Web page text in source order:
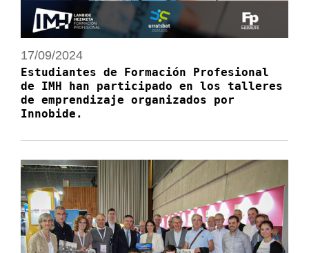
17/09/2024
Estudiantes de Formación Profesional
de IMH han participado en los talleres
de emprendizaje organizados por
Innobide.